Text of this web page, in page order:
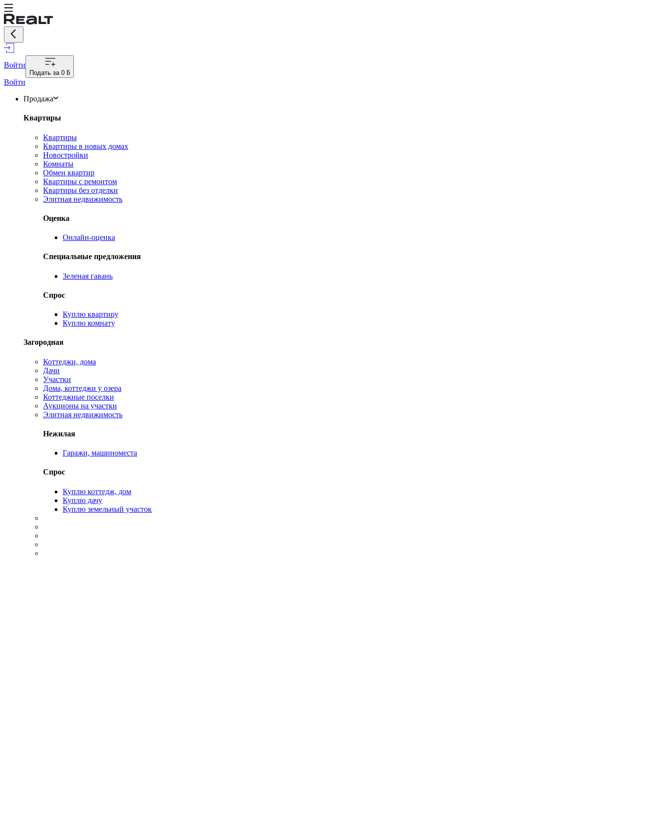
Войти
Подать за 0 ƃ
Войти
Продажа
Квартиры
Квартиры
Квартиры в новых домах
Новостройки
Комнаты
Обмен квартир
Квартиры с ремонтом
Квартиры без отделки
Элитная недвижимость
Оценка
Онлайн-оценка
Специальные предложения
Зеленая гавань
Спрос
Куплю квартиру
Куплю комнату
Загородная
Коттеджи, дома
Дачи
Участки
Дома, коттеджи у озера
Коттеджные поселки
Аукционы на участки
Элитная недвижимость
Нежилая
Гаражи, машиноместа
Спрос
Куплю коттедж, дом
Куплю дачу
Куплю земельный участок